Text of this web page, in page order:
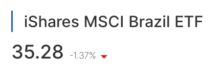
Forex
Rohstoffe
Kryptowährungen
Trading
Handelsplattform
Risikomanagement
Markt-Tools
Wirtschaftskalender
Bildung
iShares MSCI Brazil ETF
35.28 -1.37%